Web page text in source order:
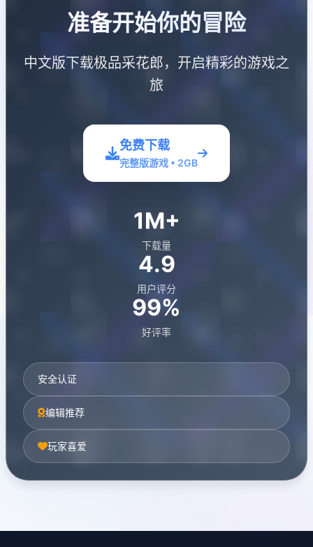
准备开始你的冒险
中文版下载极品采花郎，开启精彩的游戏之
旅
免费下载
完整版游戏 • 2GB
1M+
下载量
4.9
用户评分
99%
好评率
安全认证
编辑推荐
玩家喜爱